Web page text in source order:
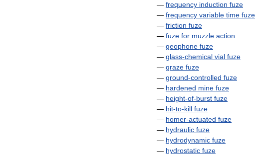
— frequency induction fuze
— frequency variable time fuze
— friction fuze
— fuze for muzzle action
— geophone fuze
— glass-chemical vial fuze
— graze fuze
— ground-controlled fuze
— hardened mine fuze
— height-of-burst fuze
— hit-to-kill fuze
— homer-actuated fuze
— hydraulic fuze
— hydrodynamic fuze
— hydrostatic fuze